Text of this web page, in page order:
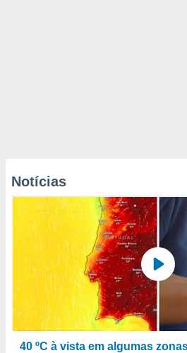
Notícias
40 ºC à vista em algumas